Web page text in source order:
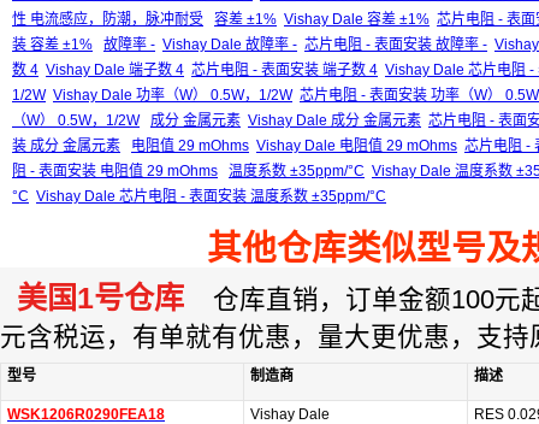
性 电流感应，防潮，脉冲耐受
容差 ±1% Vishay Dale 容差 ±1% 芯片电阻 - 表
装 容差 ±1%
故障率 - Vishay Dale 故障率 - 芯片电阻 - 表面安装 故障率 -
数 4 Vishay Dale 端子数 4 芯片电阻 - 表面安装 端子数 4 Vishay Dale 芯片电阻 -
1/2W Vishay Dale 功率（W） 0.5W，1/2W 芯片电阻 - 表面安装 功率（W）
（W） 0.5W，1/2W
成分 金属元素 Vishay Dale 成分 金属元素 芯片电阻 - 表面
装 成分 金属元素
电阻值 29 mOhms Vishay Dale 电阻值 29 mOhms 芯片电阻 -
阻 - 表面安装 电阻值 29 mOhms
温度系数 ±35ppm/°C Vishay Dale 温度系数
°C Vishay Dale 芯片电阻 - 表面安装 温度系数 ±35ppm/°C
其他仓库类似型号及
美国1号仓库 仓库直销，订单金额100元
元含税运，有单就有优惠，量大更优惠，支持
型号 制造商 描述
WSK1206R0290FEA18
Vishay Dale
RES